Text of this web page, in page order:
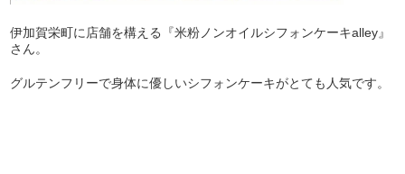
伊加賀栄町に店舗を構える『米粉ノンオイルシフォンケーキalley』
さん。
グルテンフリーで身体に優しいシフォンケーキがとても人気です。